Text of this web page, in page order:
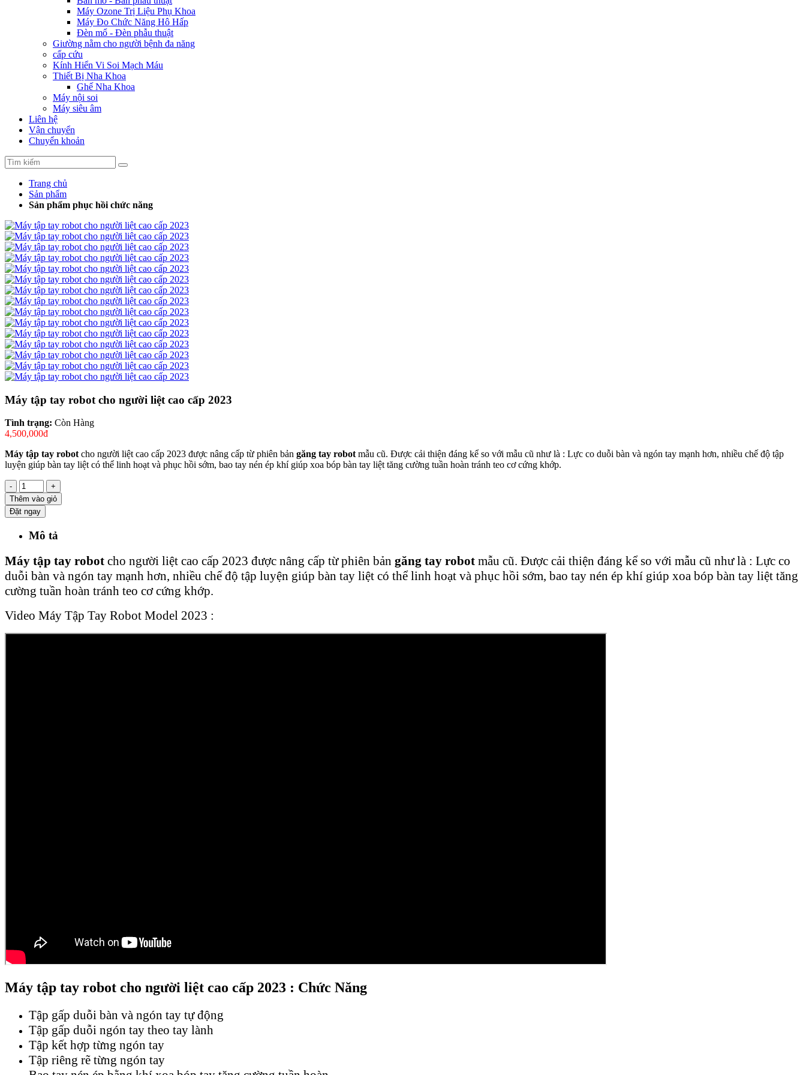
Máy Ozone Trị Liệu Phụ Khoa
Máy Đo Chức Năng Hô Hấp
Đèn mổ - Đèn phẫu thuật
Giường nằm cho người bệnh đa năng
cấp cứu
Kính Hiển Vi Soi Mạch Máu
Thiết Bị Nha Khoa
Ghế Nha Khoa
Máy nội soi
Máy siêu âm
Liên hệ
Vận chuyển
Chuyển khoản
Trang chủ
Sản phẩm
Sản phẩm phục hồi chức năng
Máy tập tay robot cho người liệt cao cấp 2023
Tình trạng: Còn Hàng
4,500,000đ
Máy tập tay robotcho người liệt cao cấp 2023 được nâng cấp từ phiên bản găng tay robotmẫu cũ. Được cải thiện đáng kể so với mẫu cũ như là : Lực co duỗi bàn và ngón tay mạnh hơn, nhiều chế độ tập
luyện giúp bàn tay liệt có thể linh hoạt và phục hồi sớm, bao tay nén ép khí giúp xoa bóp bàn tay liệt tăng cường tuần hoàn tránh teo cơ cứng khớp.
-
+
Thêm vào giỏ
Đặt ngay
Mô tả
Máy tập tay robot cho người liệt cao cấp 2023 được nâng cấp từ phiên bản găng tay robot mẫu cũ. Được cải thiện đáng kể so với mẫu cũ như là : Lực co
duỗi bàn và ngón tay mạnh hơn, nhiều chế độ tập luyện giúp bàn tay liệt có thể linh hoạt và phục hồi sớm, bao tay nén ép khí giúp xoa bóp bàn tay liệt tăng
cường tuần hoàn tránh teo cơ cứng khớp.
Video Máy Tập Tay Robot Model 2023 :
Máy tập tay robot cho người liệt cao cấp 2023 : Chức Năng
Tập gấp duỗi bàn và ngón tay tự động
Tập gấp duỗi ngón tay theo tay lành
Tập kết hợp từng ngón tay
Tập riêng rẽ từng ngón tay